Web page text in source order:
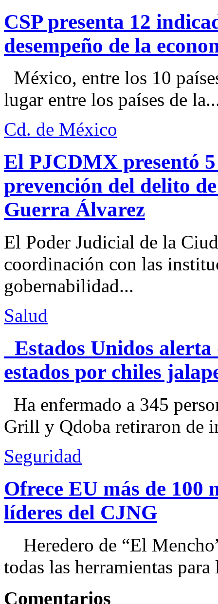
CSP presenta 12
desempeño de la
México, entre los 10
lugar entre los países de
Cd. de México
El PJCDMX presentó
prevención del delito
Guerra Álvarez
El Poder Judicial de la
coordinación con las
gobernabilidad...
Salud
Estados Unidos alerta
estados por chiles
Ha enfermado a 345
Grill y Qdoba retiraron de
Seguridad
Ofrece EU más de 100
líderes del CJNG
Heredero de “El
todas las herramientas
Comentarios